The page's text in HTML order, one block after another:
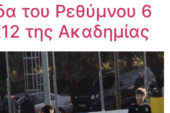
του Ρεθύμνου 6
της Ακαδημίας